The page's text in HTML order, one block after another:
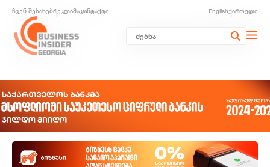
ჩვენ შესახებრეკლამაკონტაქტი Englishქართული